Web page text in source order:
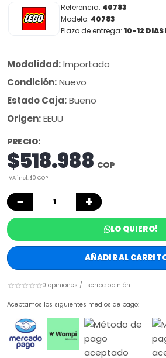
Referencia: 40783
Modelo: 40783
Plazo de entrega: 10-12 DIAS
Modalidad:Importado
Condición:Nuevo
Estado Caja:Bueno
Origen:EEUU
PRECIO:
$518.988 COP
IVA incl: $0 COP
− +
LO QUIERO!
AÑADIR AL
☆☆☆☆☆0 opiniones / Escribe opinión
Aceptamos los siguientes medios de pago: